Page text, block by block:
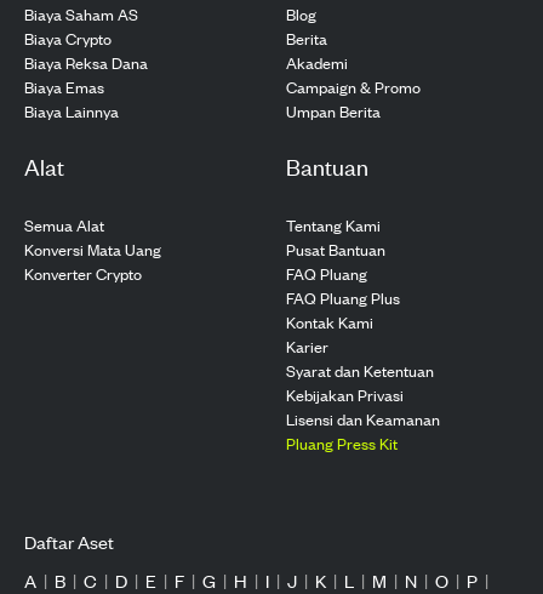
Biaya Saham AS
Biaya Crypto
Biaya Reksa Dana
Biaya Emas
Biaya Lainnya
Blog
Berita
Akademi
Campaign & Promo
Umpan Berita
Alat
Semua Alat
Konversi Mata Uang
Konverter Crypto
Bantuan
Tentang Kami
Pusat Bantuan
FAQ Pluang
FAQ Pluang Plus
Kontak Kami
Karier
Syarat dan Ketentuan
Kebijakan Privasi
Lisensi dan Keamanan
Pluang Press Kit
Daftar Aset
A | B | C | D | E | F | G | H | I | J | K | L | M | N | O | P |